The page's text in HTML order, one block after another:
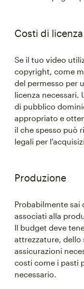
Costi di licenza
Se il tuo video
copyright, come
del permesso per
licenza necessari.
di pubblico
appropriato e
il che spesso può
legali per
Produzione
Probabilmente sai
associati alla
Il budget deve
attrezzature, dello
assicurazioni
costi come i pasti
necessario.